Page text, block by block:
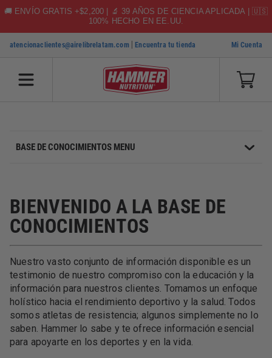
🚚 ENVÍO GRATIS +$2,200 | 🔬 39 AÑOS DE CIENCIA APLICADA | 🇺🇸
100% HECHO EN EE.UU.
SKIP TO CONTENT
atencionaclientes@airelibrelatam.com |Encuentra tu tienda Mi Cuenta
BASE DE CONOCIMIENTOS MENU
BIENVENIDO A LA BASE DE
CONOCIMIENTOS
Nuestro vasto conjunto de información disponible es un
testimonio de nuestro compromiso con la educación y la
información para nuestros clientes. Tomamos un enfoque
holístico hacia el rendimiento deportivo y la salud. Todos
somos atletas de resistencia; algunos simplemente no lo
saben. Hammer lo sabe y te ofrece información esencial
para apoyarte en los deportes y en la vida.